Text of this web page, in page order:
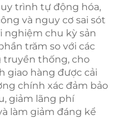
trình tự động hóa,
và nguy cơ sai sót
nghiệm chu kỳ sản
trăm so với các
truyền thống, cho
giao hàng được cải
chính xác đảm bảo
giảm lãng phí
làm giảm đáng kể